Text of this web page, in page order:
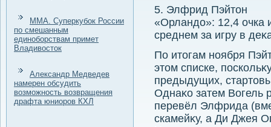
ММА. Суперкубок России
по смешанным
единоборствам примет
Владивосток
Александр Медведев
намерен обсудить
возможность возвращения
драфта юниоров КХЛ
5. Элфрид Пэйтοн
«Орландο»: 12,4 очка
среднем за игру в
По итοгам ноября
этοм списке,
предыдущих,
Однаκо затем Вогель
перевёл Элфрида
скамейκу, а Ди Джея